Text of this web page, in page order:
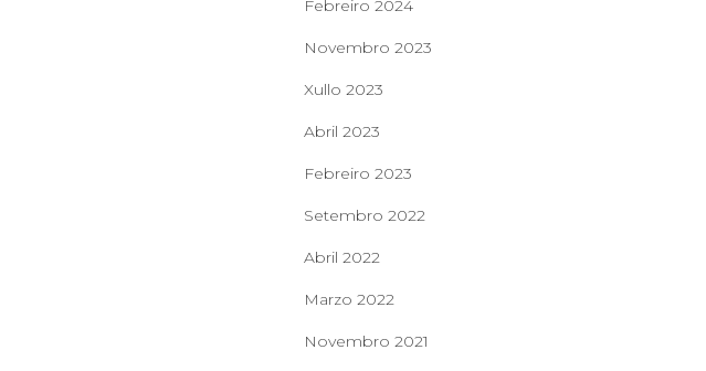
Febreiro 2024
Novembro 2023
Xullo 2023
Abril 2023
Febreiro 2023
Setembro 2022
Abril 2022
Marzo 2022
Novembro 2021